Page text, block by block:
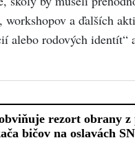
a ďalších
alebo rodových identít“